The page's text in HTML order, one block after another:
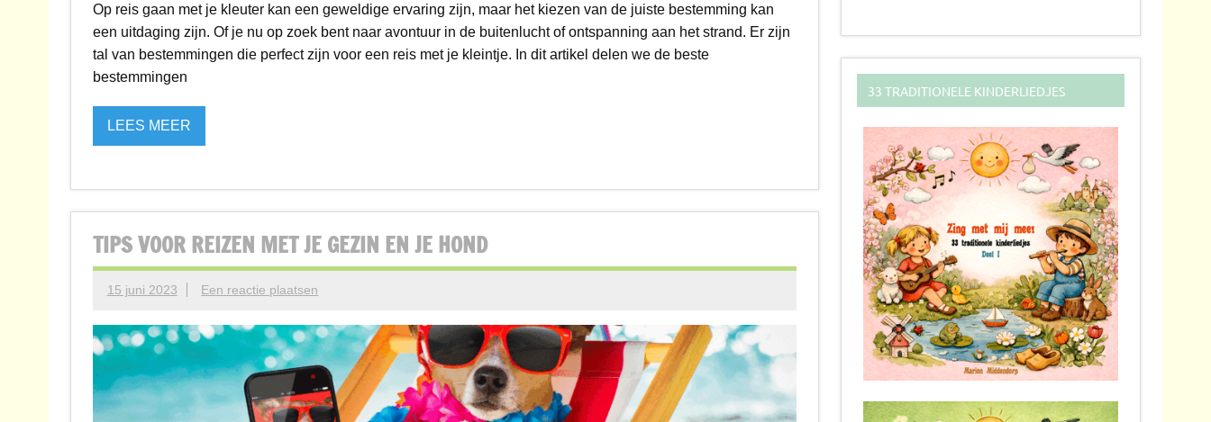
Op reis gaan met je kleuter kan een geweldige ervaring zijn, maar het kiezen van de juiste bestemming kan
een uitdaging zijn. Of je nu op zoek bent naar avontuur in de buitenlucht of ontspanning aan het strand. Er zijn
tal van bestemmingen die perfect zijn voor een reis met je kleintje. In dit artikel delen we de beste
bestemmingen
LEES MEER
TIPS VOOR REIZEN MET JE GEZIN EN JE HOND
15 juni 2023 Een reactie plaatsen
33 TRADITIONELE KINDERLIEDJES